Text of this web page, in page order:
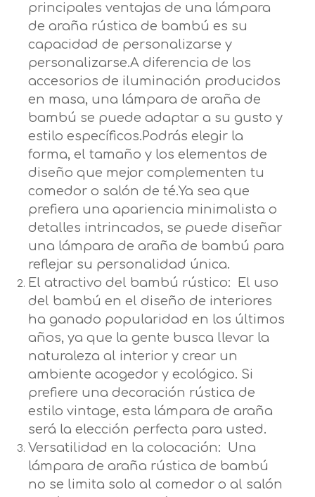
principales ventajas de una lámpara
de araña rústica de bambú es su
capacidad de personalizarse y
personalizarse.A diferencia de los
accesorios de iluminación producidos
en masa, una lámpara de araña de
bambú se puede adaptar a su gusto y
estilo específicos.Podrás elegir la
forma, el tamaño y los elementos de
diseño que mejor complementen tu
comedor o salón de té.Ya sea que
prefiera una apariencia minimalista o
detalles intrincados, se puede diseñar
una lámpara de araña de bambú para
reflejar su personalidad única.
El atractivo del bambú rústico: El uso
del bambú en el diseño de interiores
ha ganado popularidad en los últimos
años, ya que la gente busca llevar la
naturaleza al interior y crear un
ambiente acogedor y ecológico. Si
prefiere una decoración rústica de
estilo vintage, esta lámpara de araña
será la elección perfecta para usted.
Versatilidad en la colocación: Una
lámpara de araña rústica de bambú
no se limita solo al comedor o al salón